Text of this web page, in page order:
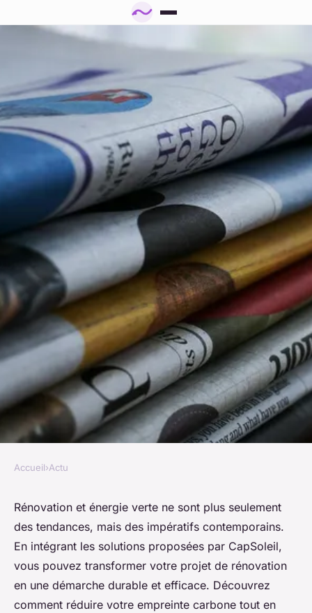
Améliorez votre rénovation
grâce à capsoleil et l'énergie
verte
Samuel •13 mars 2025•6 min de lecture
Accueil›Actu
Rénovation et énergie verte ne sont plus seulement
des tendances, mais des impératifs contemporains.
En intégrant les solutions proposées par CapSoleil,
vous pouvez transformer votre projet de rénovation
en une démarche durable et efficace. Découvrez
comment réduire votre empreinte carbone tout en